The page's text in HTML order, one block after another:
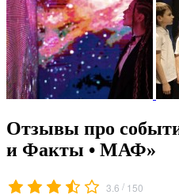
Отзывы про
и Факты • МАФ»
3.6 / 150